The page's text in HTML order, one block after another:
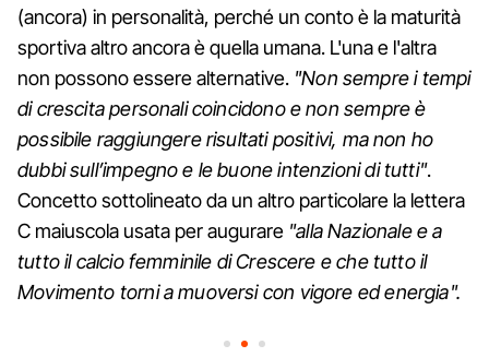
(ancora) in personalità, perché un conto è la maturità
sportiva altro ancora è quella umana. L'una e l'altra
non possono essere alternative. "Non sempre i tempi
di crescita personali coincidono e non sempre è
possibile raggiungere risultati positivi, ma non ho
dubbi sull’impegno e le buone intenzioni di tutti".
Concetto sottolineato da un altro particolare la lettera
C maiuscola usata per augurare "alla Nazionale e a
tutto il calcio femminile di Crescere e che tutto il
Movimento torni a muoversi con vigore ed energia".